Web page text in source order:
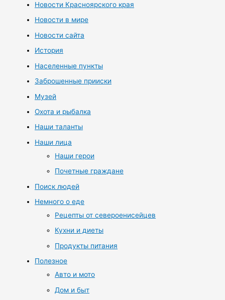
Новости Красноярского края
Новости в мире
Новости сайта
История
Населенные пункты
Заброшенные прииски
Музей
Охота и рыбалка
Наши таланты
Наши лица
Наши герои
Почетные граждане
Поиск людей
Немного о еде
Рецепты от североенисейцев
Кухни и диеты
Продукты питания
Полезное
Авто и мото
Дом и быт